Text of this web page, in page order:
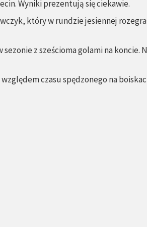
Wyniki prezentują się ciekawie.
który w rundzie jesiennej
z sześcioma golami na koncie.
czasu spędzonego na